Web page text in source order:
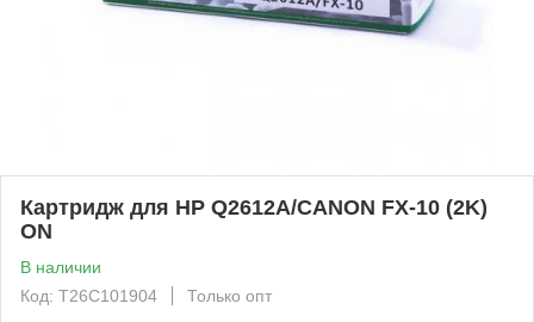
Картридж для HP Q2612A/CANON FX-10 (2K)
ON
В наличии
Код: T26C101904
Только опт